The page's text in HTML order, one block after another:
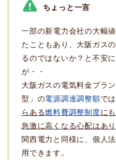
ちょっと一言
一部の新電力会社の大幅
たこともあり、大阪ガス
るのではないか？と不安
が・・
大阪ガスの電気料金プラ
型」の電源調達調整額で
らある燃料費調整制度に
急激に高くなる心配はあり
関西電力と同様に、個人
用できます。